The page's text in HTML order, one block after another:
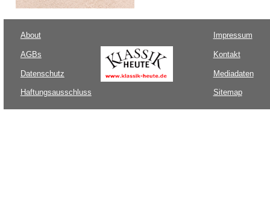
About
AGBs
Datenschutz
Haftungsausschluss
Impressum
Kontakt
Mediadaten
Sitemap